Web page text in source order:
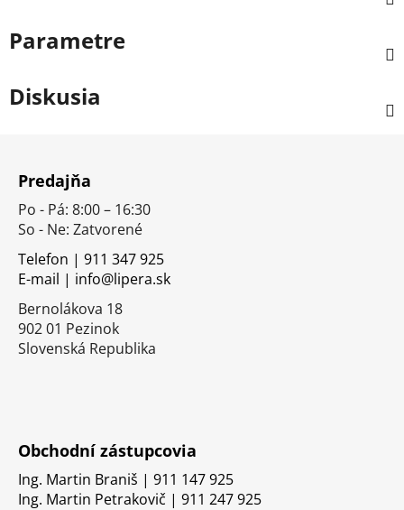
Parametre
Diskusia
Predajňa
Po - Pá: 8:00 – 16:30
So - Ne: Zatvorené
Telefon | 911 347 925
E-mail | info@lipera.sk
Bernolákova 18
902 01 Pezinok
Slovenská Republika
Obchodní zástupcovia
Ing. Martin Braniš | 911 147 925
Ing. Martin Petrakovič | 911 247 925